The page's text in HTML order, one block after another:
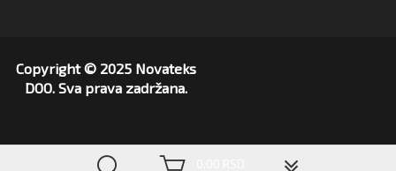
Copyright © 2025 Novateks
DOO. Sva prava zadržana.
▼